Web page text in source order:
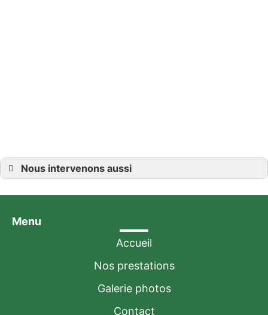
Nous intervenons aussi
Menuiserie sur mesure à Freyming-Merlebach
Menuiserie sur mesure à Hombourg-Haut
Menuiserie sur mesure à Saint-Avold
Menuiserie sur mesure à Sarralbe
Menuiserie sur mesure à Sarreguemines
Menu
Accueil
Nos prestations
Galerie photos
Contact